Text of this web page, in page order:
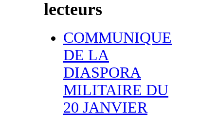
lecteurs
COMMUNIQUE
DE LA
DIASPORA
MILITAIRE DU
20 JANVIER